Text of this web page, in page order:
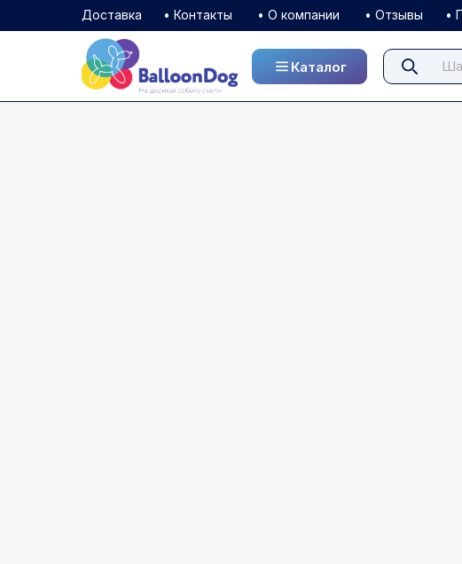
•
• Отзывы
• О компании
• Контакты
Доставка
Каталог
Каталог